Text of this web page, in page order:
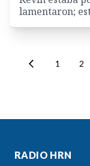
lamentaron;
1 2
RADIO HRN